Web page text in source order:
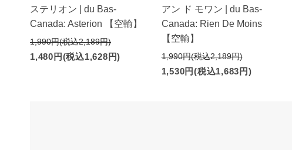
ステリオン | du Bas-
Canada: Asterion 【空輸】
1,990円(税込2,189円)
1,480円(税込1,628円)
アン ド モワン | du Bas-
Canada: Rien De Moins
【空輸】
1,990円(税込2,189円)
1,530円(税込1,683円)